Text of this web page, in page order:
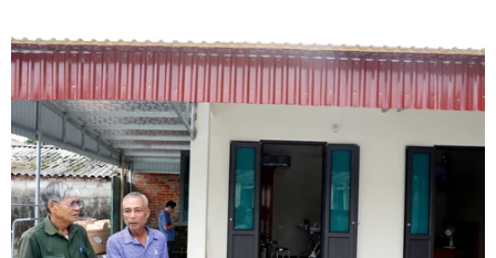
Theo dõi VietnamPlus
VỤ VẠN THỊNH PHÁT
Tiếp tục chi trả hơn 318 tỷ đồng cho các trái chủ